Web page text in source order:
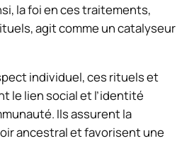
la foi en ces traitements,
agit comme un catalyseur
individuel, ces rituels et
le lien social et l’identité
Ils assurent la
ancestral et favorisent une